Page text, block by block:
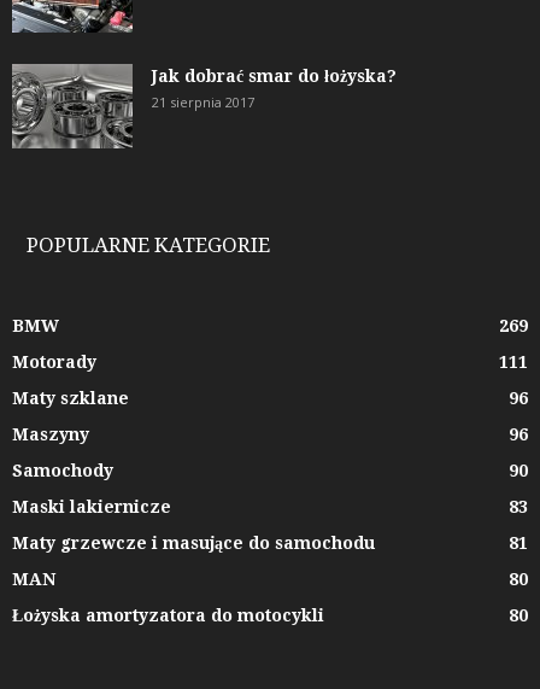
Jak dobrać smar do łożyska?
21 sierpnia 2017
POPULARNE KATEGORIE
BMW
269
Motorady
111
Maty szklane
96
Maszyny
96
Samochody
90
Maski lakiernicze
83
Maty grzewcze i masujące do samochodu
81
MAN
80
Łożyska amortyzatora do motocykli
80